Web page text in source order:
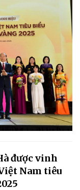
được vinh
Nam tiêu